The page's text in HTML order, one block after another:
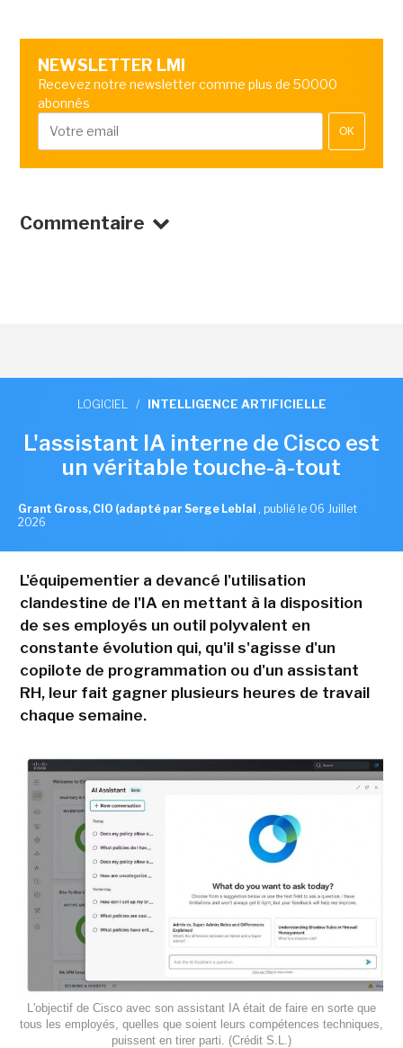
NEWSLETTER LMI
Recevez notre newsletter comme plus de 50000
abonnés
OK
Commentaire
LOGICIEL / INTELLIGENCE ARTIFICIELLE
L'assistant IA interne de Cisco est
un véritable touche-à-tout
Grant Gross, CIO (adapté par Serge Leblal , publié le 06 Juillet
2026
L'équipementier a devancé l'utilisation
clandestine de l'IA en mettant à la disposition
de ses employés un outil polyvalent en
constante évolution qui, qu'il s'agisse d'un
copilote de programmation ou d'un assistant
RH, leur fait gagner plusieurs heures de travail
chaque semaine.
L'objectif de Cisco avec son assistant IA était de faire en sorte que
tous les employés, quelles que soient leurs compétences techniques,
puissent en tirer parti. (Crédit S.L.)